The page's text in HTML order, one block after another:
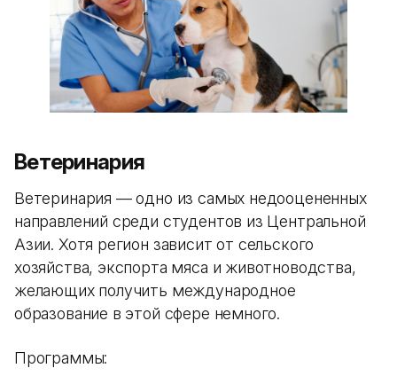
Ветеринария
Ветеринария — одно из самых недооцененных
направлений среди студентов из Центральной
Азии. Хотя регион зависит от сельского
хозяйства, экспорта мяса и животноводства,
желающих получить международное
образование в этой сфере немного.
Программы: